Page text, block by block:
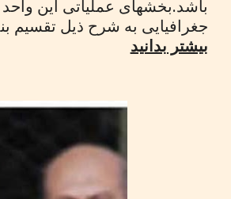
باشد.بخشهای عملیاتی این
جغرافیایی به شرح ذیل تقسیم
بیشتر بدانید